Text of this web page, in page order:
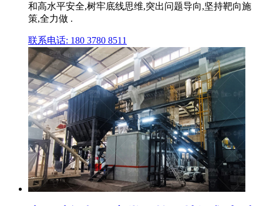
和高水平安全,树牢底线思维,突出问题导向,坚持靶向施
策,全力做 .
联系电话: 180 3780 8511